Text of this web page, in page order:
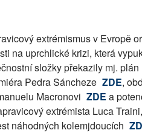
extrémismus v Evropě
na uprchlické krizi, která
složky překazily mj.
Pedra Sáncheze ZDE,
Macronovi ZDE a
extrémista Luca
náhodných kolemjdoucích